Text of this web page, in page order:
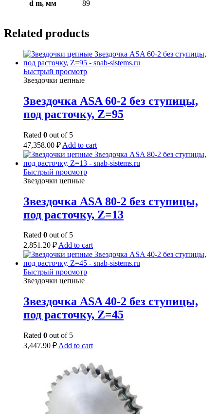
d m, мм 89
Related products
Быстрый просмотр
Звездочки цепные
Звездочка ASA 60-2 без ступицы,
под расточку, Z=95
Rated 0 out of 5
47,358.00 ₽ Add to cart
Быстрый просмотр
Звездочки цепные
Звездочка ASA 80-2 без ступицы,
под расточку, Z=13
Rated 0 out of 5
2,851.20 ₽Add to cart
Быстрый просмотр
Звездочки цепные
Звездочка ASA 40-2 без ступицы,
под расточку, Z=45
Rated 0 out of 5
3,447.90 ₽ Add to cart